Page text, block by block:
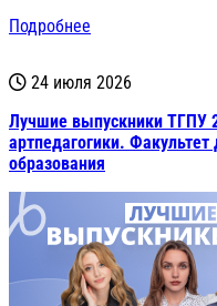
Подробнее
24 июля 2026
Лучшие выпускники ТГПУ
артпедагогики.
образования